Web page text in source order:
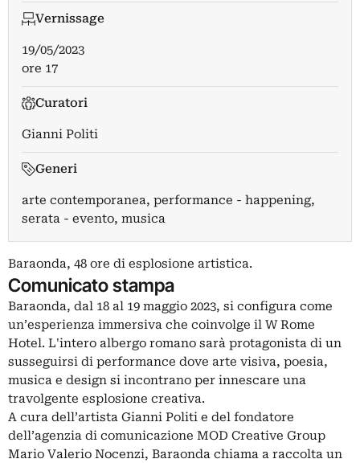
Vernissage
19/05/2023
ore 17
Curatori
Gianni Politi
Generi
arte contemporanea, performance - happening,
serata - evento, musica
Baraonda, 48 ore di esplosione artistica.
Comunicato stampa
Baraonda, dal 18 al 19 maggio 2023, si configura come
un’esperienza immersiva che coinvolge il W Rome
Hotel. L'intero albergo romano sarà protagonista di un
susseguirsi di performance dove arte visiva, poesia,
musica e design si incontrano per innescare una
travolgente esplosione creativa.
A cura dell’artista Gianni Politi e del fondatore
dell’agenzia di comunicazione MOD Creative Group
Mario Valerio Nocenzi, Baraonda chiama a raccolta un